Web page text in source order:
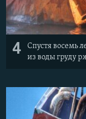
4
Спустя восемь
из воды груду